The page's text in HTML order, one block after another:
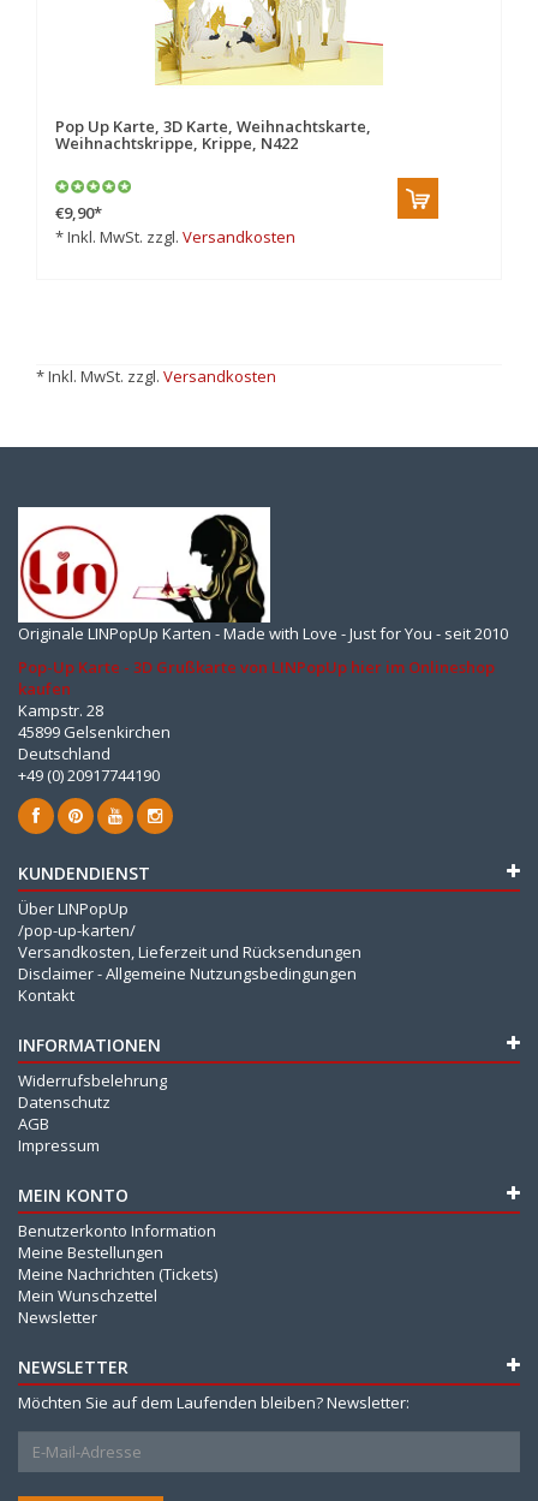
Pop Up Karte, 3D Karte, Weihnachtskarte,
Weihnachtskrippe, Krippe, N422
€9,90*
* Inkl. MwSt. zzgl. Versandkosten
* Inkl. MwSt. zzgl. Versandkosten
Originale LINPopUp Karten - Made with Love - Just for You - seit 2010
Pop-Up Karte - 3D Grußkarte von LINPopUp hier im Onlineshop
kaufen
Kampstr. 28
45899 Gelsenkirchen
Deutschland
+49 (0) 20917744190
KUNDENDIENST
Über LINPopUp
/pop-up-karten/
Versandkosten, Lieferzeit und Rücksendungen
Disclaimer - Allgemeine Nutzungsbedingungen
Kontakt
INFORMATIONEN
Widerrufsbelehrung
Datenschutz
AGB
Impressum
MEIN KONTO
Benutzerkonto Information
Meine Bestellungen
Meine Nachrichten (Tickets)
Mein Wunschzettel
Newsletter
NEWSLETTER
Möchten Sie auf dem Laufenden bleiben? Newsletter: